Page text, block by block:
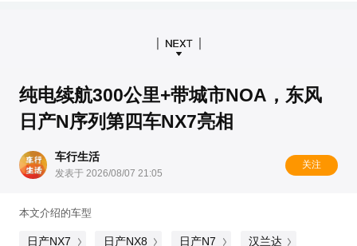
纯电续航300公里+带城市NOA，东风
日产N序列第四车NX7亮相
车行生活
发表于 2026/08/07 21:05
关注
本文介绍的车型
日产NX7 日产NX8 日产N7 汉兰达